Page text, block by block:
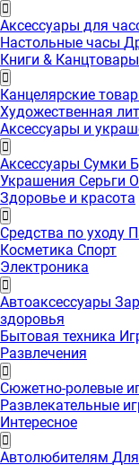
Аксессуары для
Настольные часы
Книги & Канцтовары
Канцелярские
Художественная
Аксессуары и
Аксессуары Сумки
Украшения Серьги
Здоровье и красота
Средства по уходу
Косметика Спорт
Электроника
Автоаксессуары
здоровья
Бытовая техника
Развлечения
Сюжетно-ролевые
Развлекательные
Интересноe
Автолюбителям